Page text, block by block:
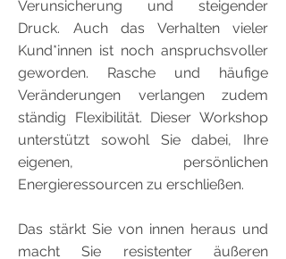
Verunsicherung und steigender
Druck. Auch das Verhalten vieler
Kund*innen ist noch anspruchsvoller
geworden. Rasche und häufige
Veränderungen verlangen zudem
ständig Flexibilität. Dieser Workshop
unterstützt sowohl Sie dabei, Ihre
eigenen, persönlichen
Energieressourcen zu erschließen.
Das stärkt Sie von innen heraus und
macht Sie resistenter äußeren